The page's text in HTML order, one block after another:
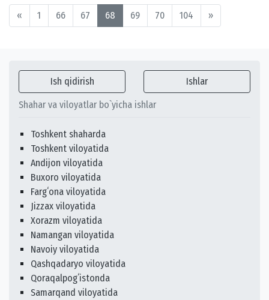
« 1 66 67 68 69 70 104 »
Ish qidirish Ishlar
Shahar va viloyatlar bo`yicha ishlar
Toshkent shaharda
Toshkent viloyatida
Andijon viloyatida
Buxoro viloyatida
Fargʻona viloyatida
Jizzax viloyatida
Xorazm viloyatida
Namangan viloyatida
Navoiy viloyatida
Qashqadaryo viloyatida
Qoraqalpogʻistonda
Samarqand viloyatida